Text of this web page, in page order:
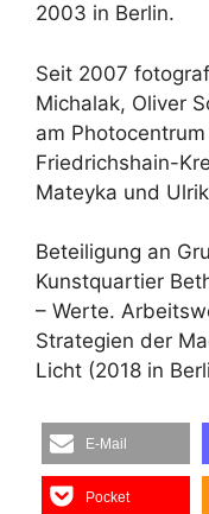
2003 in Berlin.
Seit 2007
Michalak, Oliver
am
Friedrichshain-
Mateyka und
Beteiligung an
Kunstquartier
– Werte.
Strategien der
Licht (2018 in
E-Mail
Pocket